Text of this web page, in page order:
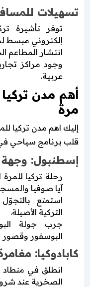
تسهيلات
إلكتروني مبسط
انتشار المطاعم
وجود مراكز
عربية.
أهم مدن
مرة
إليك اهم مدن تركيا
قلب برنامج سياحي في
إسطنبول: وجهة
رحلة تركيا للمرة
آيا صوفيا
استمتع بالتجوّل
التركية الأصيلة.
جرب جولة
البوسفور وقصور
كابادوكيا:
انطلق في منطاد
الصخرية عند